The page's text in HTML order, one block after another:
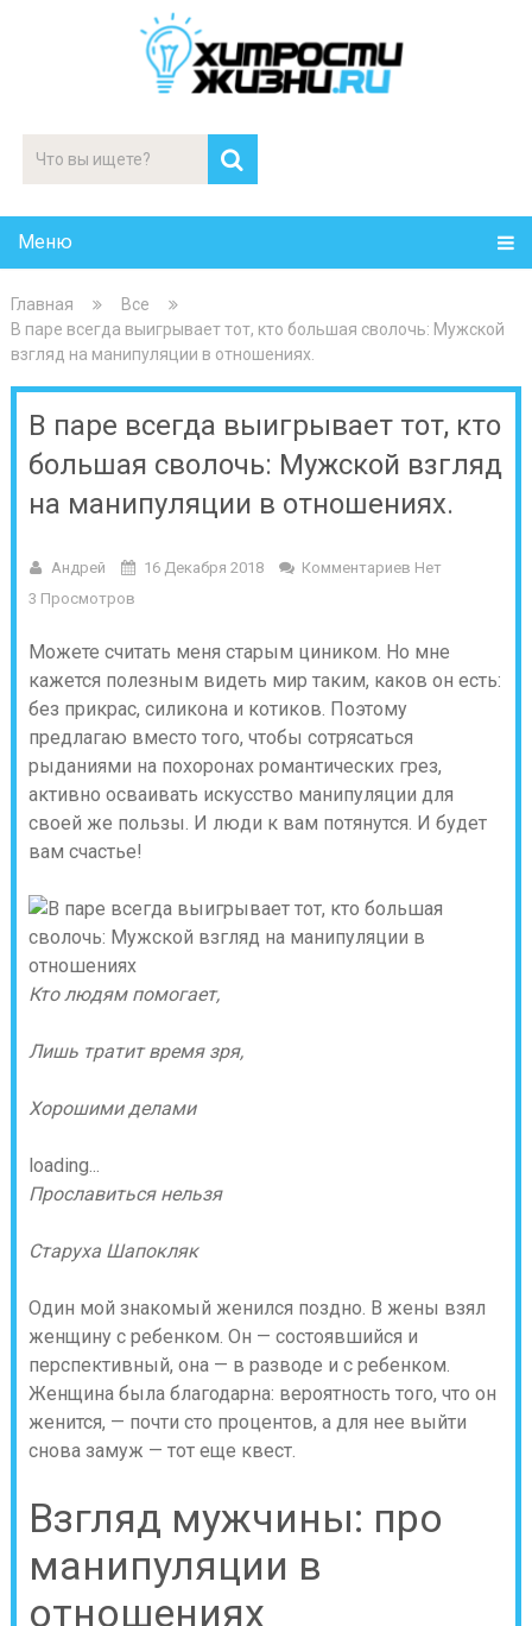
Меню
Главная
Все
В паре всегда выигрывает тот, кто большая сволочь: Мужской
взгляд на манипуляции в отношениях.
В паре всегда выигрывает тот, кто
большая сволочь: Мужской взгляд
на манипуляции в отношениях.
Андрей 16 Декабря 2018
Комментариев Нет
3 Просмотров
Можете считать меня старым циником. Но мне
кажется полезным видеть мир таким, каков он есть:
без прикрас, силикона и котиков. Поэтому
предлагаю вместо того, чтобы сотрясаться
рыданиями на похоронах романтических грез,
активно осваивать искусство манипуляции для
своей же пользы. И люди к вам потянутся. И будет
вам счастье!
Кто людям помогает,
Лишь тратит время зря,
Хорошими делами
loading...
Прославиться нельзя
Старуха Шапокляк
Один мой знакомый женился поздно. В жены взял
женщину с ребенком. Он — состоявшийся и
перспективный, она — в разводе и с ребенком.
Женщина была благодарна: вероятность того, что он
женится, — почти сто процентов, а для нее выйти
снова замуж — тот еще квест.
Взгляд мужчины: про
манипуляции в
отношениях